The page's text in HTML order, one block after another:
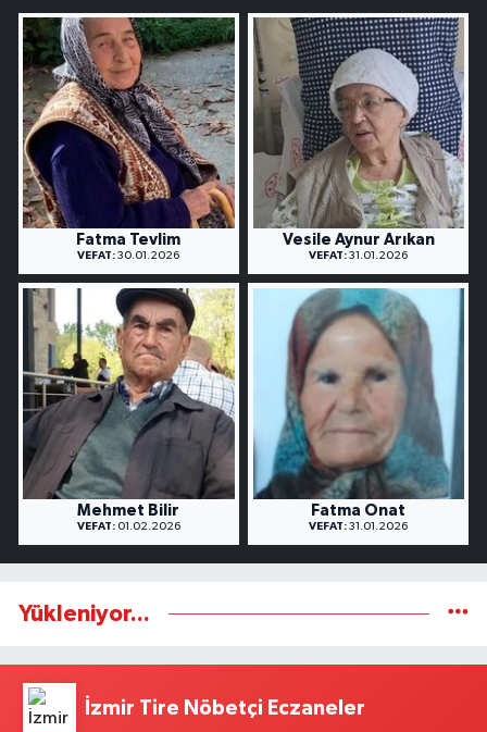
Fatma Tevlim
VEFAT: 30.01.2026
Vesile Aynur Arıkan
VEFAT: 31.01.2026
Mehmet Bilir
VEFAT:01.02.2026
Fatma Onat
VEFAT: 31.01.2026
Yükleniyor...
İzmir Tire Nöbetçi Eczaneler